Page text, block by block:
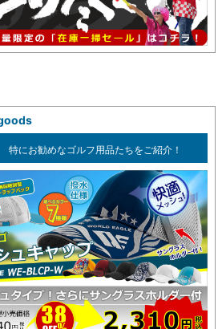
特にお勧めなゴルフ用品たちをご紹介！